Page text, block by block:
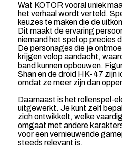
Wat KOTOR vooral uniek
het verhaal wordt verteld.
keuzes te maken die de
Dit maakt de ervaring
niemand het spel op precies
De personages die je
krijgen volop aandacht,
band kunnen opbouwen.
Shan en de droid HK-47 zijn
omdat ze meer zijn dan
Daarnaast is het rollenspel-
uitgewerkt. Je kunt zelf
zich ontwikkelt, welke
omgaat met andere
voor een vernieuwende
steeds relevant is.